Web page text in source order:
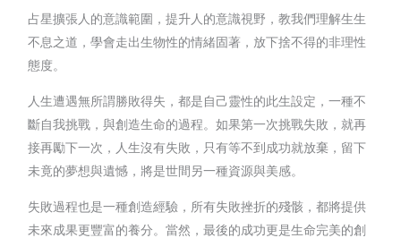
占星擴張人的意識範圍，提升人的意識視野，教我們理解生生
不息之道，學會走出生物性的情緒固著，放下捨不得的非理性
態度。
人生遭遇無所謂勝敗得失，都是自己靈性的此生設定，一種不
斷自我挑戰，與創造生命的過程。如果第一次挑戰失敗，就再
接再勵下一次，人生沒有失敗，只有等不到成功就放棄，留下
未竟的夢想與遺憾，將是世間另一種資源與美感。
失敗過程也是一種創造經驗，所有失敗挫折的殘骸，都將提供
未來成果更豐富的養分。當然，最後的成功更是生命完美的創